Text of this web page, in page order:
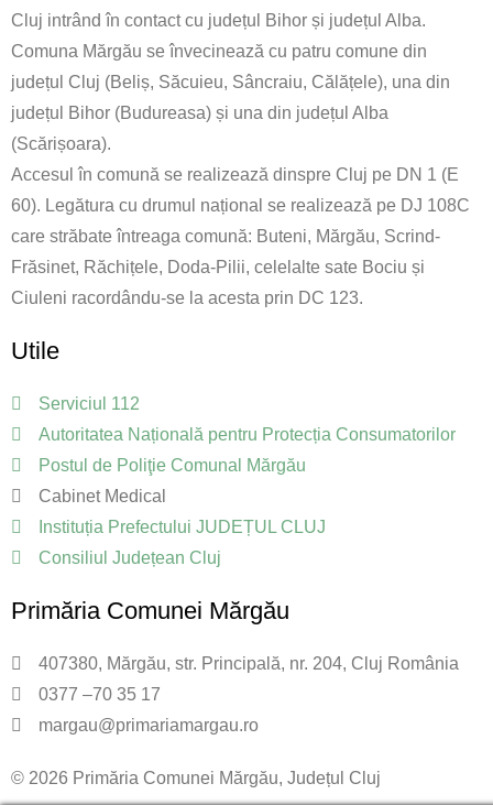
Cluj intrând în contact cu județul Bihor și județul Alba.
Comuna Mărgău se învecinează cu patru comune din
județul Cluj (Beliș, Săcuieu, Sâncraiu, Călățele), una din
județul Bihor (Budureasa) și una din județul Alba
(Scărișoara).
Accesul în comună se realizează dinspre Cluj pe DN 1 (E
60). Legătura cu drumul național se realizează pe DJ 108C
care străbate întreaga comună: Buteni, Mărgău, Scrind-
Frăsinet, Răchițele, Doda-Pilii, celelalte sate Bociu și
Ciuleni racordându-se la acesta prin DC 123.
Utile
Serviciul 112
Autoritatea Națională pentru Protecția Consumatorilor
Postul de Poliţie Comunal Mărgău
Cabinet Medical
Instituția Prefectului JUDEȚUL CLUJ
Consiliul Județean Cluj
Primăria Comunei Mărgău
407380, Mărgău, str. Principală, nr. 204, Cluj România
0377 –70 35 17
margau@primariamargau.ro
© 2026 Primăria Comunei Mărgău, Județul Cluj